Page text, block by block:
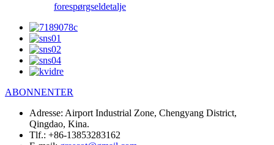
forespørgseldetalje
ABONNENTER
Adresse: Airport Industrial Zone, Chengyang District,
Qingdao, Kina.
Tlf.: +86-13853283162